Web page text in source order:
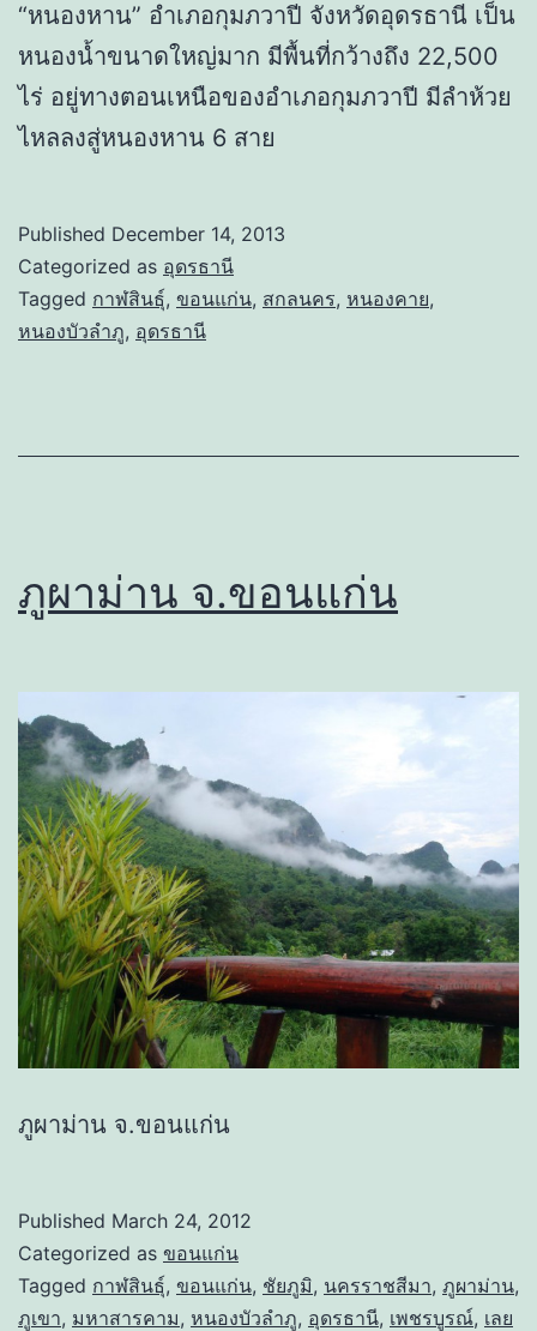
“หนองหาน” อำเภอกุมภวาปี จังหวัดอุดรธานี เป็น
หนองน้ำขนาดใหญ่มาก มีพื้นที่กว้างถึง 22,500
ไร่ อยู่ทางตอนเหนือของอำเภอกุมภวาปี มีลำห้วย
ไหลลงสู่หนองหาน 6 สาย
Published December 14, 2013
Categorized as อุดรธานี
Tagged กาฬสินธุ์, ขอนแก่น, สกลนคร, หนองคาย,
หนองบัวลำภู, อุดรธานี
ภูผาม่าน จ.ขอนแก่น
ภูผาม่าน จ.ขอนแก่น
Published March 24, 2012
Categorized as ขอนแก่น
Tagged กาฬสินธุ์, ขอนแก่น, ชัยภูมิ, นครราชสีมา, ภูผาม่าน,
ภูเขา, มหาสารคาม, หนองบัวลำภู, อุดรธานี, เพชรบูรณ์, เลย